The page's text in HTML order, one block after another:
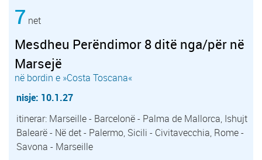
7 net
Mesdheu Perëndimor 8 ditë nga/për në
Marsejë
në bordin e »Costa Toscana«
nisje: 10.1.27
itinerar: Marseille - Barcelonë - Palma de Mallorca, Ishujt
Balearë - Në det - Palermo, Sicili - Civitavecchia, Rome -
Savona - Marseille